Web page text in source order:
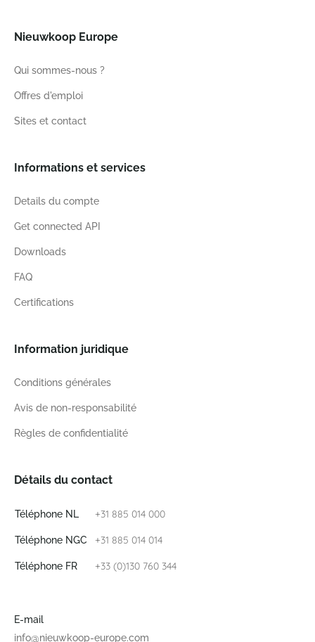
Nieuwkoop Europe
Qui sommes-nous ?
Offres d'emploi
Sites et contact
Informations et services
Details du compte
Get connected API
Downloads
FAQ
Certifications
Information juridique
Conditions générales
Avis de non-responsabilité
Règles de confidentialité
Détails du contact
Téléphone NL +31 885 014 000
Téléphone NGC +31 885 014 014
Téléphone FR +33 (0)130 760 344
E-mail
info@nieuwkoop-europe.com